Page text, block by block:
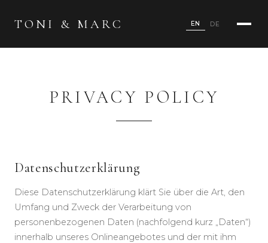
TONI & MARC EN DE
PRIVACY POLICY
Datenschutzerklärung
Diese Datenschutzerklärung klärt Sie über die Art, den
Umfang und Zweck der Verarbeitung von
personenbezogenen Daten (nachfolgend kurz „Daten“)
innerhalb unseres Onlineangebotes und der mit ihm